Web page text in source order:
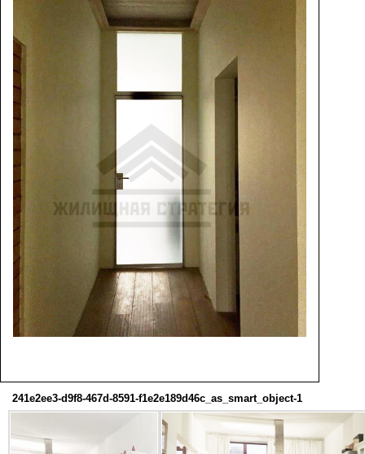
241e2ee3-d9f8-467d-8591-f1e2e189d46c_as_smart_object-1